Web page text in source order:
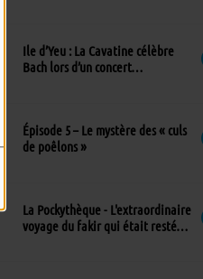
Ile d’Yeu : La Cavatine célèbre
Bach lors d’un concert
Épisode 5 – Le mystère des « culs
de poêlons »
La Pockythèque - L'extraordinaire
voyage du fakir qui était resté